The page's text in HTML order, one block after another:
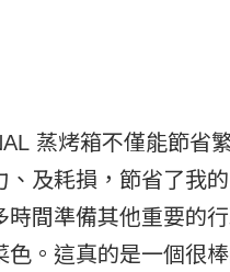
蒸烤箱不僅能節省
、及耗損，節省了我
時間準備其他重要的
色。這真的是一個很